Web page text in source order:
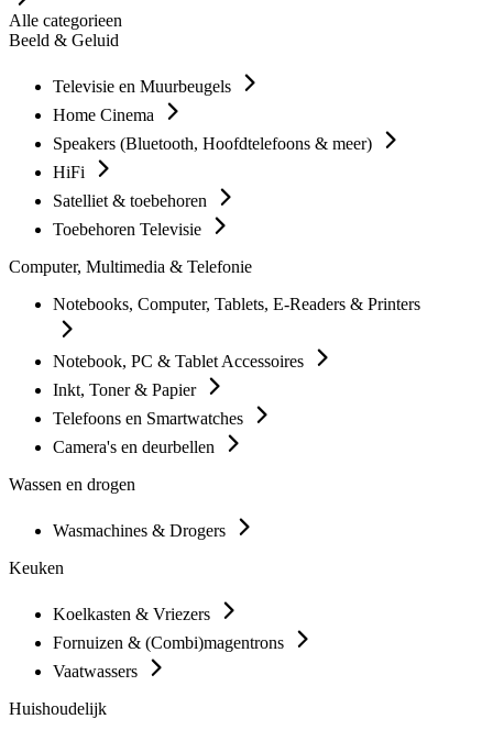
Alle categorieen
Beeld & Geluid
Televisie en Muurbeugels
Home Cinema
Speakers (Bluetooth, Hoofdtelefoons & meer)
HiFi
Satelliet & toebehoren
Toebehoren Televisie
Computer, Multimedia & Telefonie
Notebooks, Computer, Tablets, E-Readers & Printers
Notebook, PC & Tablet Accessoires
Inkt, Toner & Papier
Telefoons en Smartwatches
Camera's en deurbellen
Wassen en drogen
Wasmachines & Drogers
Keuken
Koelkasten & Vriezers
Fornuizen & (Combi)magentrons
Vaatwassers
Huishoudelijk